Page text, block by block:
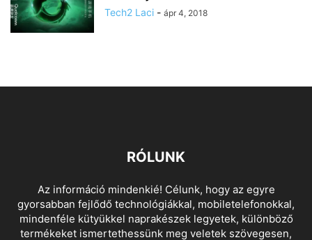
Tech2 Laci - ápr 4, 2018
RÓLUNK
Az információ mindenkié! Célunk, hogy az egyre
gyorsabban fejlődő technológiákkal, mobiletelefonokkal,
mindenféle kütyükkel naprakészek legyetek, különböző
termékeket ismertethessünk meg veletek szövegesen,